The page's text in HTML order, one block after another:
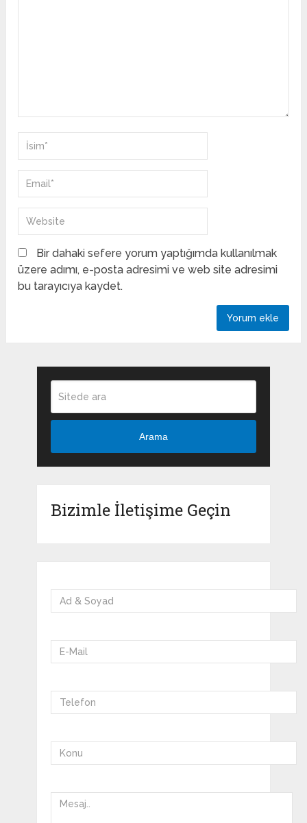
Bir dahaki sefere yorum yaptığımda kullanılmak
üzere adımı, e-posta adresimi ve web site adresimi
bu tarayıcıya kaydet.
Arama
Bizimle İletişime Geçin